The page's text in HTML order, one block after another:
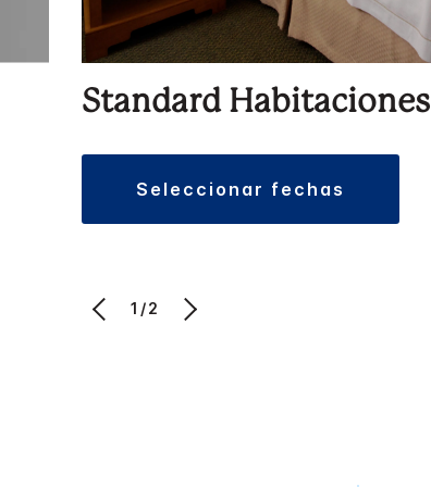
Standard Habitaciones
seleccionar fechas
1/2